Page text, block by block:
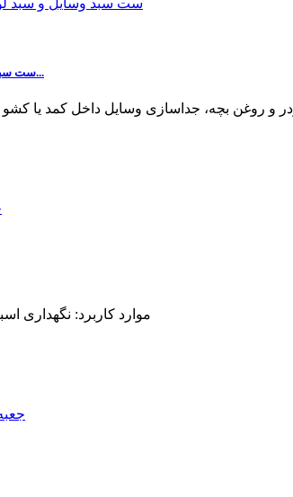
ست سبد وسایل و سبد لوازم بهداشتی کودک- تم...
و روغن بچه، جداسازی وسایل داخل کمد یا
موارد کاربرد: نگهداری